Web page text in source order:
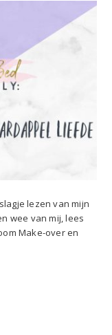
lezen van mijn
wee van mij, lees
Make-over en